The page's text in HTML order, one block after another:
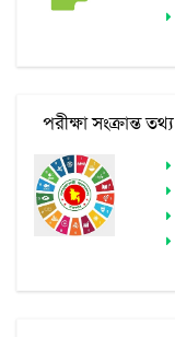
পরীক্ষা সংক্রান্ত তথ্য